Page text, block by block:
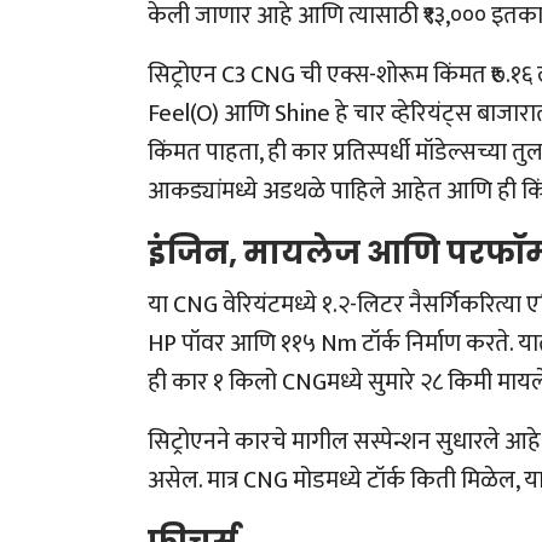
केली जाणार आहे आणि त्यासाठी ₹९३,०००
सिट्रोएन C3 CNG ची एक्स-शोरूम किंमत
Feel(O) आणि Shine हे चार व्हेरियंट्स
किंमत पाहता, ही कार प्रतिस्पर्धी मॉडेल्सच्या
आकड्यांमध्ये अडथळे पाहिले आहेत आणि ही
इंजिन, मायलेज आणि
या CNG वेरियंटमध्ये १.२-लिटर
HP पॉवर आणि ११५ Nm टॉर्क निर्माण करते.
ही कार १ किलो CNGमध्ये सुमारे २८ किमी
सिट्रोएनने कारचे मागील सस्पेन्शन सुधारले
असेल. मात्र CNG मोडमध्ये टॉर्क किती मिळेल,